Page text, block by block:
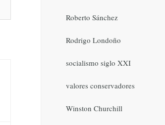
Roberto Sánchez
Rodrigo Londoño
socialismo siglo XXI
valores conservadores
Winston Churchill